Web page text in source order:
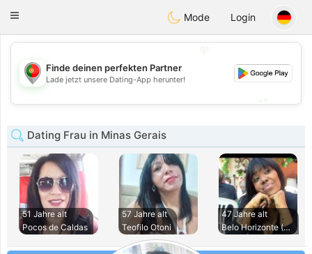
Portugues
Toggle
Mode Login
💖
💕
Finde deinen perfekten Partner
Lade jetzt unsere Dating-App herunter!
Dating Frau in Minas Gerais
51 Jahre alt
Pocos de Caldas
57 Jahre alt
Teofilo Otoni
47 Jahre alt
Belo Horizonte (Sa